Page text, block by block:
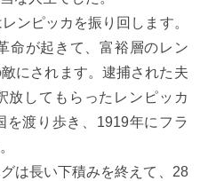
ンピッカを振り回します。
命が起きて、富裕層のレン
にされます。逮捕された夫
放してもらったレンピッカ
を渡り歩き、1919年にフラ
は長い下積みを終えて、28